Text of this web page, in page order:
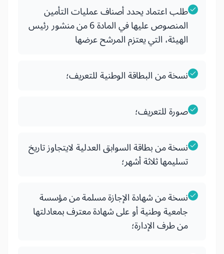
طلب اعتماد يحدد أصناف عمليات التأمين
المنصوص عليها في المادة 6 من منشور رئيس
الهيئة، التي يعتزم المرشح عرضها
نسخة من البطاقة الوطنية للتعريف؛
صورة للتعريف؛
نسخة من بطاقة السوابق العدلية لايتجاوز تاريخ
تسليمها ثلاثة أشهر؛
نسخة من شهادة الإجازة مسلمة من مؤسسة
جامعية وطنية أو على شهادة معترف بمعادلتها
من طرف الإدارة؛